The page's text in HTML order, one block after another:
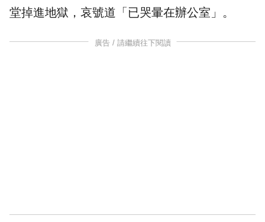
堂掉進地獄，哀號道「已哭暈在辦公室」。
廣告 / 請繼續往下閱讀